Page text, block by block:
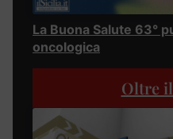
La Buona Salute 63°
oncologica
Oltre